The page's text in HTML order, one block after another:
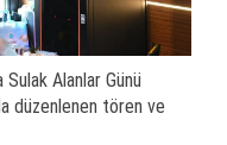
Sulak Alanlar Günü
düzenlenen tören ve